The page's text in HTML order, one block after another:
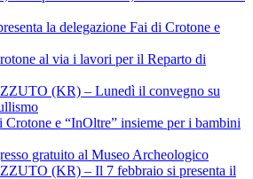
la delegazione Fai di Crotone e
al via i lavori per il Reparto di
(KR) – Lunedì il convegno su
Crotone e “InOltre” insieme per i bambini
gratuito al Museo Archeologico
(KR) – Il 7 febbraio si presenta il